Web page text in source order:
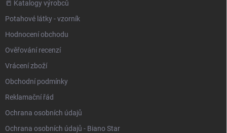
📒 Katalogy výrobců
Potahové látky - vzorník
Hodnocení obchodu
Ověřování recenzí
Vrácení zboží
Obchodní podmínky
Reklamační řád
Ochrana osobních údajů
Ochrana osobních údajů - Biano Star